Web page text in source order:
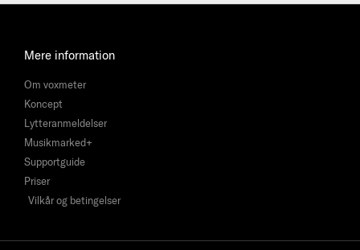
Mere information
Om voxmeter
Koncept
Lytteranmeldelser
Musikmarked+
Supportguide
Priser
Vilkår og betingelser